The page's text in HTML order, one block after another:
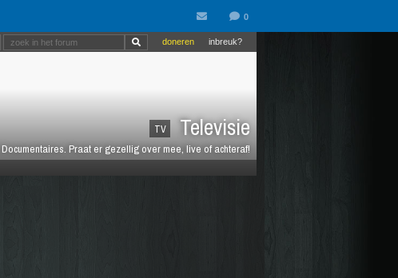
TV Televisie
Praat er gezellig over mee, live of achteraf!
inbreuk?
doneren